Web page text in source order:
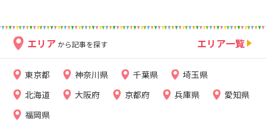
エリア から記事を探す エリア一覧
東京都 神奈川県 千葉県
埼玉県
北海道
大阪府 京都府 兵庫県
愛知県
福岡県